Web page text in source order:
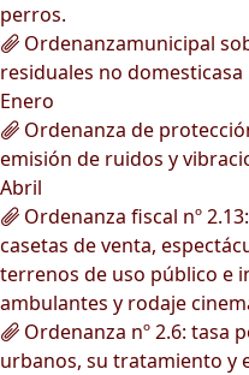
perros.
Ordenanzamunicipal
residuales no
Enero
Ordenanza de
emisión de ruidos y
Abril
Ordenanza fiscal nº
casetas de venta,
terrenos de uso público e
ambulantes y rodaje
Ordenanza nº 2.6: tasa
urbanos, su tratamiento y